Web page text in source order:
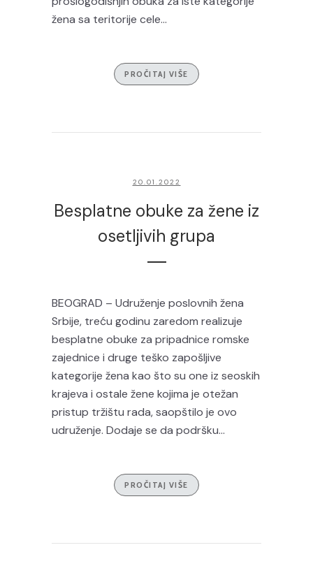
žena sa teritorije cele...
PROČITAJ VIŠE
20.01.2022
Besplatne obuke za žene iz
osetljivih grupa
BEOGRAD – Udruženje poslovnih žena
Srbije, treću godinu zaredom realizuje
besplatne obuke za pripadnice romske
zajednice i druge teško zapošljive
kategorije žena kao što su one iz seoskih
krajeva i ostale žene kojima je otežan
pristup tržištu rada, saopštilo je ovo
udruženje. Dodaje se da podršku...
PROČITAJ VIŠE